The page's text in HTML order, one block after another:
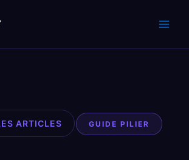
ARTICLES GUIDE PILIER